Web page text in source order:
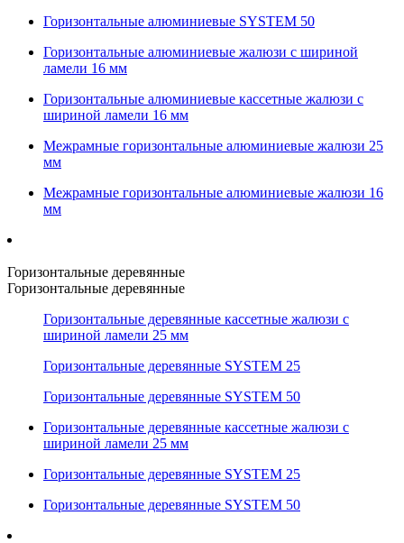
Горизонтальные алюминиевые SYSTEM 50
Горизонтальные алюминиевые жалюзи с шириной
ламели 16 мм
Горизонтальные алюминиевые кассетные жалюзи с
шириной ламели 16 мм
Межрамные горизонтальные алюминиевые жалюзи 25
мм
Межрамные горизонтальные алюминиевые жалюзи 16
мм
Горизонтальные деревянные
Горизонтальные деревянные
Горизонтальные деревянные кассетные жалюзи с
шириной ламели 25 мм
Горизонтальные деревянные SYSTEM 25
Горизонтальные деревянные SYSTEM 50
Горизонтальные деревянные кассетные жалюзи с
шириной ламели 25 мм
Горизонтальные деревянные SYSTEM 25
Горизонтальные деревянные SYSTEM 50